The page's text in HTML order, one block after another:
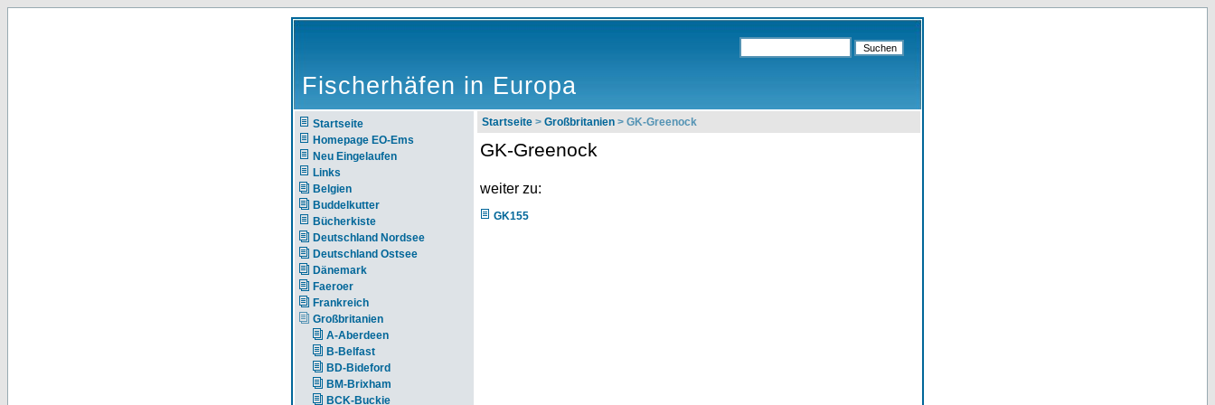
Fischerhäfen in Europa
Startseite
Homepage EO-Ems
Neu Eingelaufen
Links
Belgien
Buddelkutter
Bücherkiste
Deutschland Nordsee
Deutschland Ostsee
Dänemark
Faeroer
Frankreich
Großbritanien
A-Aberdeen
B-Belfast
BD-Bideford
BM-Brixham
BCK-Buckie
Startseite > Großbritanien > GK-Greenock
GK-Greenock
weiter zu:
GK155